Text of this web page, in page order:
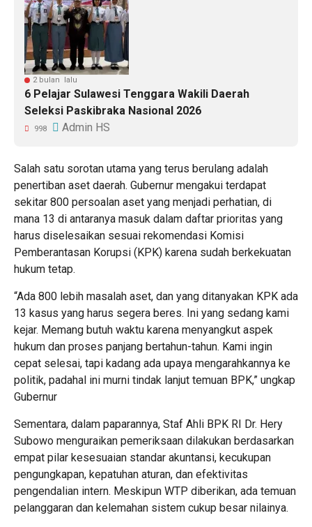
2 bulan lalu
6 Pelajar Sulawesi Tenggara Wakili Daerah
Seleksi Paskibraka Nasional 2026
998 Admin HS
Salah satu sorotan utama yang terus berulang adalah
penertiban aset daerah. Gubernur mengakui terdapat
sekitar 800 persoalan aset yang menjadi perhatian, di
mana 13 di antaranya masuk dalam daftar prioritas yang
harus diselesaikan sesuai rekomendasi Komisi
Pemberantasan Korupsi (KPK) karena sudah berkekuatan
hukum tetap.
“Ada 800 lebih masalah aset, dan yang ditanyakan KPK ada
13 kasus yang harus segera beres. Ini yang sedang kami
kejar. Memang butuh waktu karena menyangkut aspek
hukum dan proses panjang bertahun-tahun. Kami ingin
cepat selesai, tapi kadang ada upaya mengarahkannya ke
politik, padahal ini murni tindak lanjut temuan BPK,” ungkap
Gubernur
Sementara, dalam paparannya, Staf Ahli BPK RI Dr. Hery
Subowo menguraikan pemeriksaan dilakukan berdasarkan
empat pilar kesesuaian standar akuntansi, kecukupan
pengungkapan, kepatuhan aturan, dan efektivitas
pengendalian intern. Meskipun WTP diberikan, ada temuan
pelanggaran dan kelemahan sistem cukup besar nilainya.